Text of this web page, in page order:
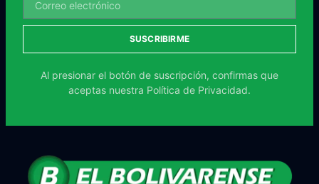
SUSCRIBIRME
Al presionar el botón de suscripción, confirmas que
aceptas nuestra Política de Privacidad.